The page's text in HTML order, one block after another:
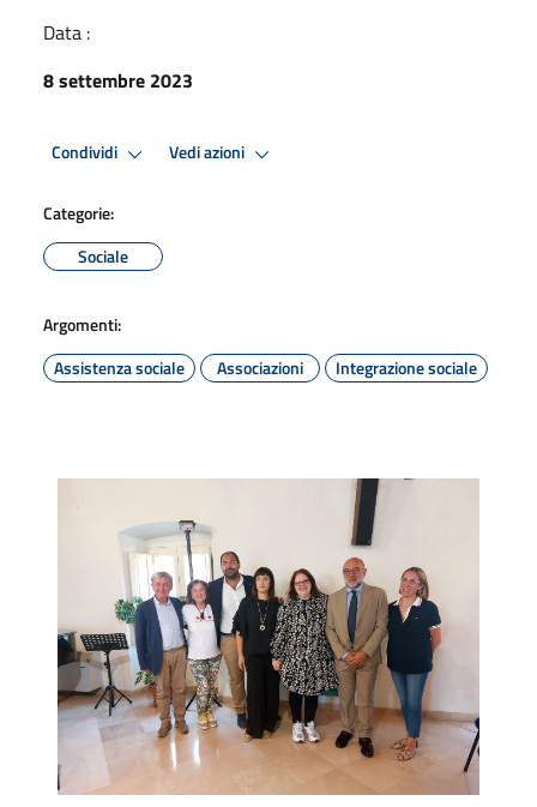
Data :
8 settembre 2023
Condividi Vedi azioni
Categorie:
Sociale
Argomenti:
Assistenza sociale
Associazioni Integrazione sociale